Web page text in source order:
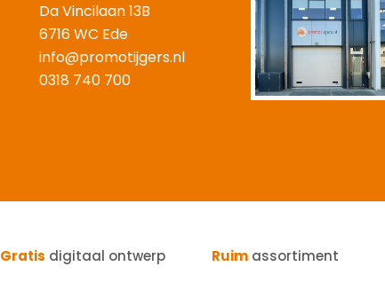
Da Vincilaan 13B
6716 WC Ede
info@promotijgers.nl
0318 740 700
Gratis digitaal ontwerp Ruim assortiment